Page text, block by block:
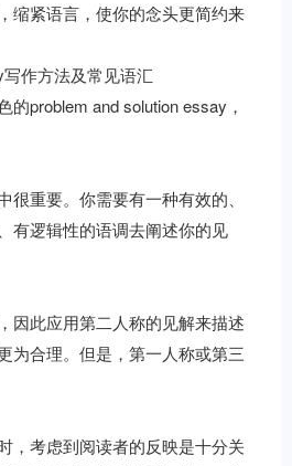
缩紧语言，使你的念头更简约来
作方法及常见语汇
的problem and solution essay，
很重要。你需要有一种有效的、
有逻辑性的语调去阐述你的见
因此应用第二人称的见解来描述
为合理。但是，第一人称或第三
，考虑到阅读者的反映是十分关